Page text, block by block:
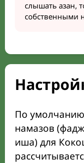
слышать азан,
собственными
По
намазов
иша) для